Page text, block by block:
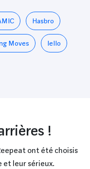
Hasbro
Moves Iello
!
ont été choisis
et leur sérieux.